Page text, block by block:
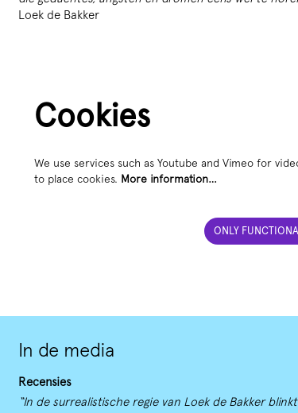
Loek de Bakker
Cookies
We use services such as Youtube and Vimeo for
to place cookies. More information…
ONLY
In de media
Recensies
“In de surrealistische regie van Loek de Bakker